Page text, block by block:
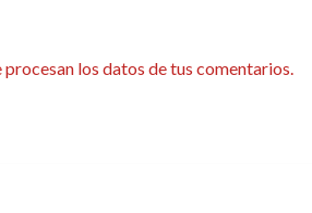
los datos de tus comentarios.